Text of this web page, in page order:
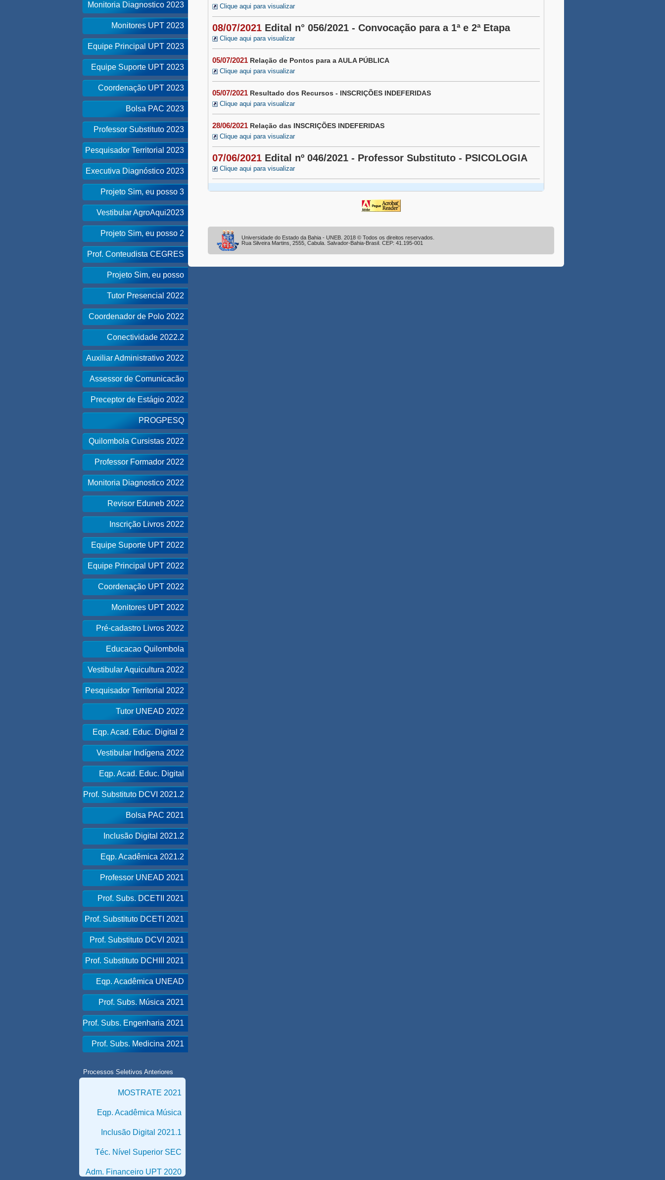
Monitoria Diagnostico 2023
Monitores UPT 2023
Equipe Principal UPT 2023
Equipe Suporte UPT 2023
Coordenação UPT 2023
Bolsa PAC 2023
Professor Substituto 2023
Pesquisador Territorial 2023
Executiva Diagnóstico 2023
Projeto Sim, eu posso 3
Vestibular AgroAqui2023
Projeto Sim, eu posso 2
Prof. Conteudista CEGRES
Projeto Sim, eu posso
Tutor Presencial 2022
Coordenador de Polo 2022
Conectividade 2022.2
Auxiliar Administrativo 2022
Assessor de Comunicacão
Preceptor de Estágio 2022
PROGPESQ
Quilombola Cursistas 2022
Professor Formador 2022
Monitoria Diagnostico 2022
Revisor Eduneb 2022
Inscrição Livros 2022
Equipe Suporte UPT 2022
Equipe Principal UPT 2022
Coordenação UPT 2022
Monitores UPT 2022
Pré-cadastro Livros 2022
Educacao Quilombola
Vestibular Aquicultura 2022
Pesquisador Territorial 2022
Tutor UNEAD 2022
Eqp. Acad. Educ. Digital 2
Vestibular Indígena 2022
Eqp. Acad. Educ. Digital
Prof. Substituto DCVI 2021.2
Bolsa PAC 2021
Inclusão Digital 2021.2
Eqp. Acadêmica 2021.2
Professor UNEAD 2021
Prof. Subs. DCETII 2021
Prof. Substituto DCETI 2021
Prof. Substituto DCVI 2021
Prof. Substituto DCHIII 2021
Eqp. Acadêmica UNEAD
Prof. Subs. Música 2021
Prof. Subs. Engenharia 2021
Prof. Subs. Medicina 2021
Processos Seletivos Anteriores
MOSTRATE 2021
Eqp. Acadêmica Música
Inclusão Digital 2021.1
Téc. Nível Superior SEC
Adm. Financeiro UPT 2020
Clique aqui para visualizar
08/07/2021 Edital n° 056/2021 - Convocação para a 1ª e 2ª Etapa
Clique aqui para visualizar
05/07/2021 Relação de Pontos para a AULA PÚBLICA
Clique aqui para visualizar
05/07/2021 Resultado dos Recursos - INSCRIÇÕES INDEFERIDAS
Clique aqui para visualizar
28/06/2021 Relação das INSCRIÇÕES INDEFERIDAS
Clique aqui para visualizar
07/06/2021 Edital nº 046/2021 - Professor Substituto - PSICOLOGIA
Clique aqui para visualizar
Universidade do Estado da Bahia - UNEB. 2018 © Todos os direitos reservados.
Rua Silveira Martins, 2555, Cabula. Salvador-Bahia-Brasil. CEP: 41.195-001